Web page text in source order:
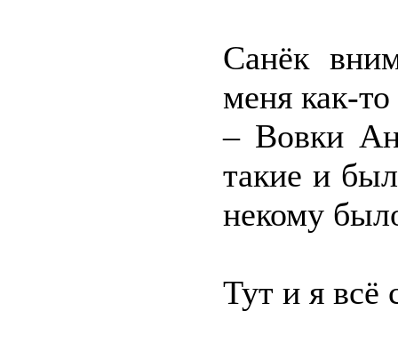
Санёк
меня как-
– Вовки
такие и
некому
Тут и я всё